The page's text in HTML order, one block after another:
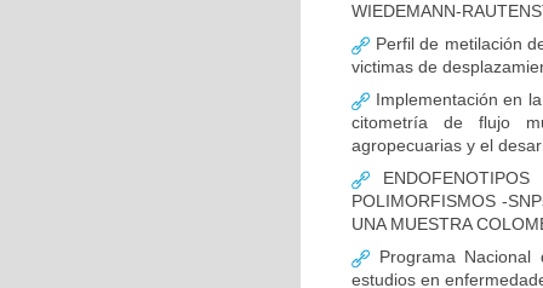
WIEDEMANN-
Perfil de metilación
victimas de
Implementación en
citometría de flujo
agropecuarias y el
POLIMORFISMOS -
UNA MUESTRA
Programa Nacional
estudios en